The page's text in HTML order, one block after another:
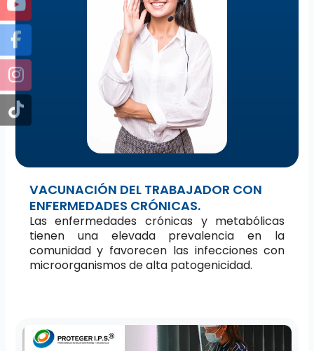
VACUNACIÓN DEL TRABAJADOR CON
ENFERMEDADES CRÓNICAS.
Las enfermedades crónicas y metabólicas
tienen una elevada prevalencia en la
comunidad y favorecen las infecciones con
microorganismos de alta patogenicidad.